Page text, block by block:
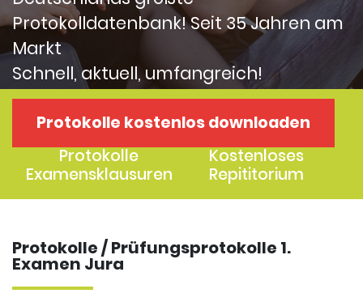
Protokolldatenbank! Seit 35 Jahren am
Markt
Schnell, aktuell, umfangreich!
Protokolle kostenlos downloaden
1. Examen
2. Examen
Protokolle
Examensklausuren
Kostenloses
Repititorium
Protokolle / Prüfungsprotokolle 1.
Examen Jura